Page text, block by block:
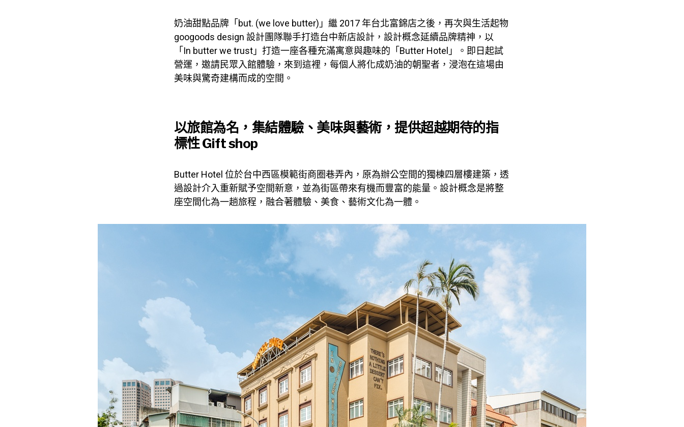
奶油甜點品牌「but. (we love butter)」繼 2017 年台北富錦店之後，再次與生活起物
googoods design 設計團隊聯手打造台中新店設計，設計概念延續品牌精神，以
「In butter we trust」打造一座各種充滿寓意與趣味的「Butter Hotel」。即日起試
營運，邀請民眾入館體驗，來到這裡，每個人將化成奶油的朝聖者，浸泡在這場由
美味與驚奇建構而成的空間。
以旅館為名，集結體驗、美味與藝術，提供超越期待的指
標性 Gift shop
Butter Hotel 位於台中西區模範街商圈巷弄內，原為辦公空間的獨棟四層樓建築，透
過設計介入重新賦予空間新意，並為街區帶來有機而豐富的能量。設計概念是將整
座空間化為一趟旅程，融合著體驗、美食、藝術文化為一體。